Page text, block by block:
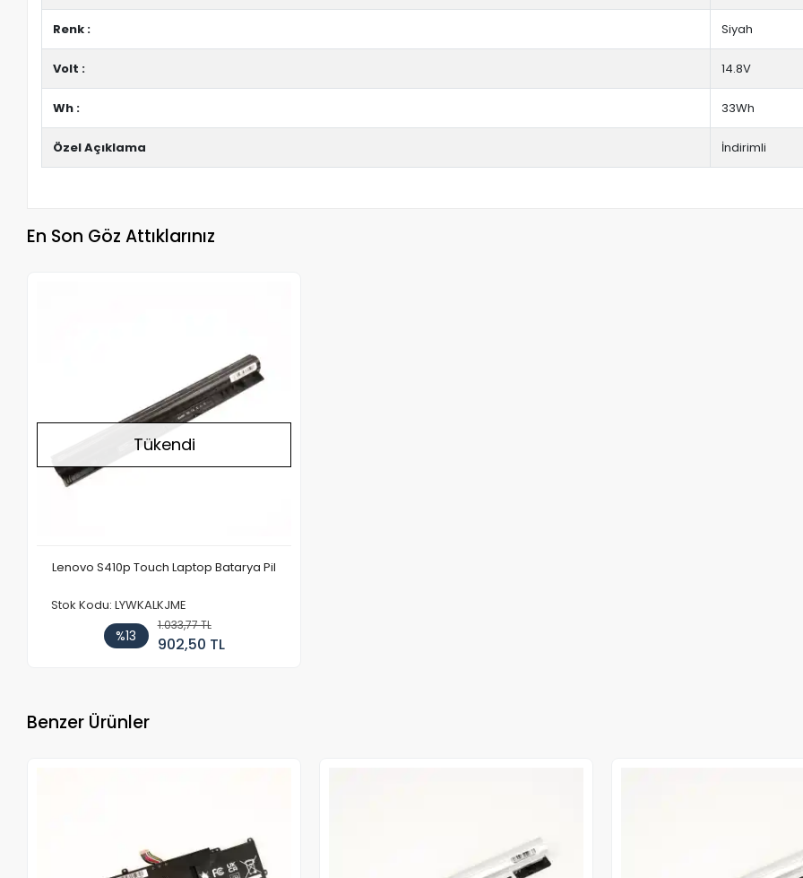
Renk : Siyah
Volt : 14.8V
Wh : 33Wh
Özel Açıklama İndirimli
En Son Göz Attıklarınız
Tükendi
Lenovo S410p Touch Laptop Batarya Pil
Stok Kodu: LYWKALKJME
%13
1.033,77 TL
902,50 TL
Benzer Ürünler